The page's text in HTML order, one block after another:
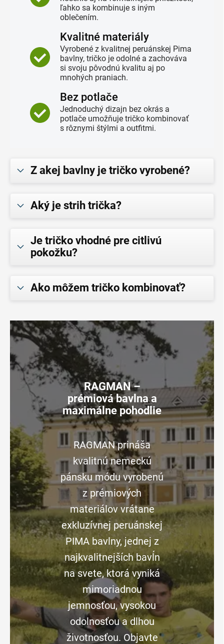
ľahko sa kombinuje s iným
oblečením.
Kvalitné materiály
Vyrobené z kvalitnej peruánskej Pima
bavlny, tričko je odolné a zachováva
si svoju pôvodnú kvalitu aj po
mnohých praniach.
Bez potlače
Jednoduchý dizajn bez okrás a
potlače umožňuje tričko kombinovať
s rôznymi štýlmi a outfitmi.
Z akej bavlny je tričko vyrobené?
Aký je strih trička?
Je tričko vhodné pre citlivú
pokožku?
Ako môžem tričko kombinovať?
RAGMAN –
prémiová bavlna a
maximálne pohodlie
RAGMAN prináša
kvalitnú nemeckú
pánsku módu vyrobenú
z prémiových
materiálov vrátane
exkluzívnej peruánskej
PIMA bavlny, jednej z
najkvalitnejších bavĺn
na svete, ktorá vyniká
mimoriadnou
jemnosťou, vysokou
odolnosťou a dlhou
životnosťou. Objavte